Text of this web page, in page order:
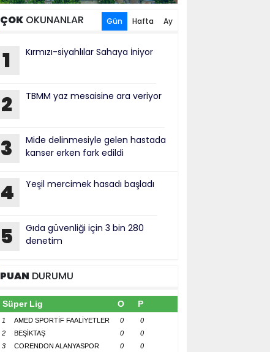
ÇOKOKUNANLAR Gün Hafta Ay
1 Kırmızı-siyahlılar Sahaya İniyor
2 TBMM yaz mesaisine ara veriyor
3
Mide delinmesiyle gelen hastada
kanser erken fark edildi
4 Yeşil mercimek hasadı başladı
5
Gıda güvenliği için 3 bin 280
denetim
PUAN DURUMU
Süper Lig O P
1 AMED SPORTİF FAALİYETLER 0
0
2
BEŞİKTAŞ 0
0
3
CORENDON ALANYASPOR 0
0